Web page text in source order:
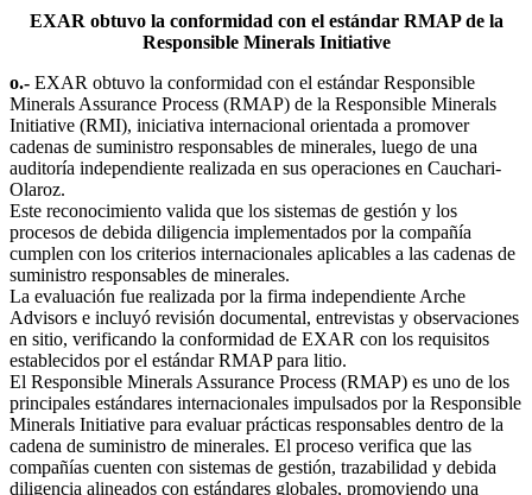
EXAR obtuvo la conformidad con el estándar RMAP de la
Responsible Minerals Initiative
o.- EXAR obtuvo la conformidad con el estándar Responsible
Minerals Assurance Process (RMAP) de la Responsible Minerals
Initiative (RMI), iniciativa internacional orientada a promover
cadenas de suministro responsables de minerales, luego de una
auditoría independiente realizada en sus operaciones en Cauchari-
Olaroz.
Este reconocimiento valida que los sistemas de gestión y los
procesos de debida diligencia implementados por la compañía
cumplen con los criterios internacionales aplicables a las cadenas de
suministro responsables de minerales.
La evaluación fue realizada por la firma independiente Arche
Advisors e incluyó revisión documental, entrevistas y observaciones
en sitio, verificando la conformidad de EXAR con los requisitos
establecidos por el estándar RMAP para litio.
El Responsible Minerals Assurance Process (RMAP) es uno de los
principales estándares internacionales impulsados por la Responsible
Minerals Initiative para evaluar prácticas responsables dentro de la
cadena de suministro de minerales. El proceso verifica que las
compañías cuenten con sistemas de gestión, trazabilidad y debida
diligencia alineados con estándares globales, promoviendo una